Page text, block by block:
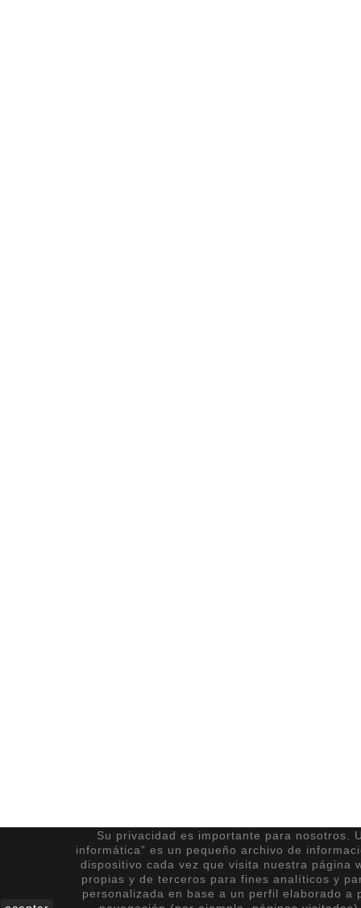
Su privacidad es importante para nosotros.
informática” es un pequeño archivo de
dispositivo cada vez que visita nuestra página
propias y de terceros para fines analíticos y
personalizada en base a un perfil elaborado a